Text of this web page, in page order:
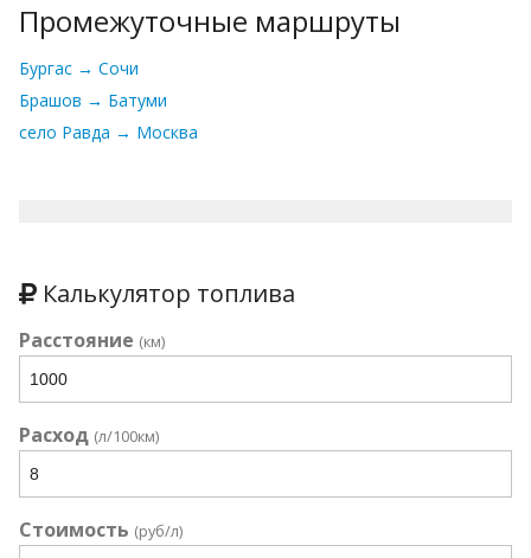
Промежуточные маршруты
Бургас → Сочи
Брашов → Батуми
село Равда → Москва
Калькулятор топлива
Расстояние (км)
Расход (л/100км)
Стоимость (руб/л)